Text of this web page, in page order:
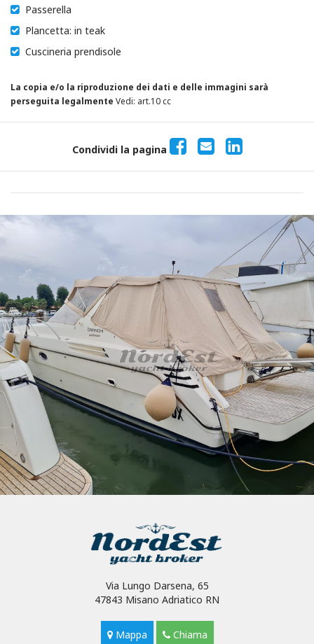
Passerella
Plancetta: in teak
Cuscineria prendisole
La copia e/o la riproduzione dei dati e delle immagini sarà
perseguita legalmente Vedi: art.10 cc
Condividi la pagina
Via Lungo Darsena, 65
47843 Misano Adriatico RN
Mappa Chiama